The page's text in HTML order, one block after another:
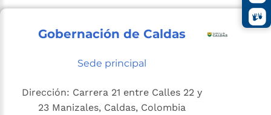
Gobernación de Caldas
Sede principal
Dirección: Carrera 21 entre Calles 22 y
23 Manizales, Caldas, Colombia